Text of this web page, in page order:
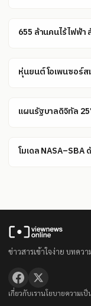
655 ล้านคนไร้ไฟฟ้
หุ่นยนต์โอเพนซอร์ส
แผนรัฐบาลดิจิทัล
โมเดล
ข่าวสารเข้าใจง่าย บทคว
เกี่ยวกับเรานโยบายความเป็